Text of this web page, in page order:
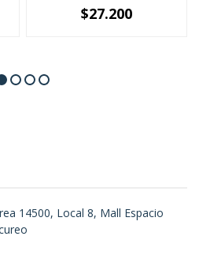
$27.200
14500, Local 8, Mall Espacio